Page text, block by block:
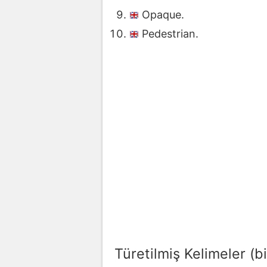
Opaque.
Pedestrian.
Türetilmiş Kelimeler